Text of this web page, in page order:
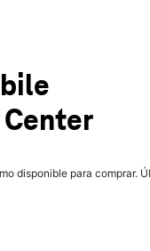
disponible para comprar.